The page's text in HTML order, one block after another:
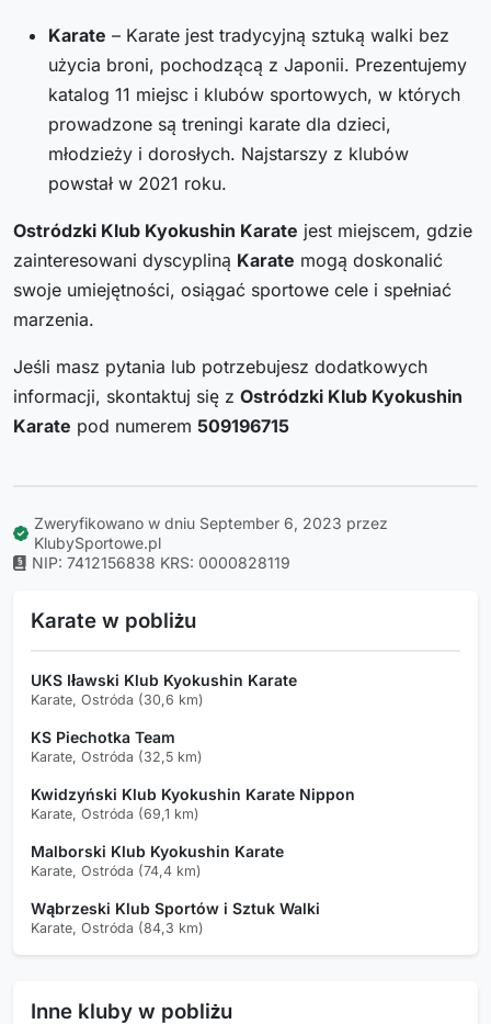
Karate – Karate jest tradycyjną sztuką walki bez
użycia broni, pochodzącą z Japonii. Prezentujemy
katalog 11 miejsc i klubów sportowych, w których
prowadzone są treningi karate dla dzieci,
młodzieży i dorosłych. Najstarszy z klubów
powstał w 2021 roku.
Ostródzki Klub Kyokushin Karate jest miejscem, gdzie
zainteresowani dyscypliną Karate mogą doskonalić
swoje umiejętności, osiągać sportowe cele i spełniać
marzenia.
Jeśli masz pytania lub potrzebujesz dodatkowych
informacji, skontaktuj się z Ostródzki Klub Kyokushin
Karate pod numerem 509196715
Zweryfikowano w dniu September 6, 2023 przez
KlubySportowe.pl
NIP: 7412156838 KRS: 0000828119
Karate w pobliżu
UKS Iławski Klub Kyokushin Karate
Karate, Ostróda (30,6 km)
KS Piechotka Team
Karate, Ostróda (32,5 km)
Kwidzyński Klub Kyokushin Karate Nippon
Karate, Ostróda (69,1 km)
Malborski Klub Kyokushin Karate
Karate, Ostróda (74,4 km)
Wąbrzeski Klub Sportów i Sztuk Walki
Karate, Ostróda (84,3 km)
Inne kluby w pobliżu